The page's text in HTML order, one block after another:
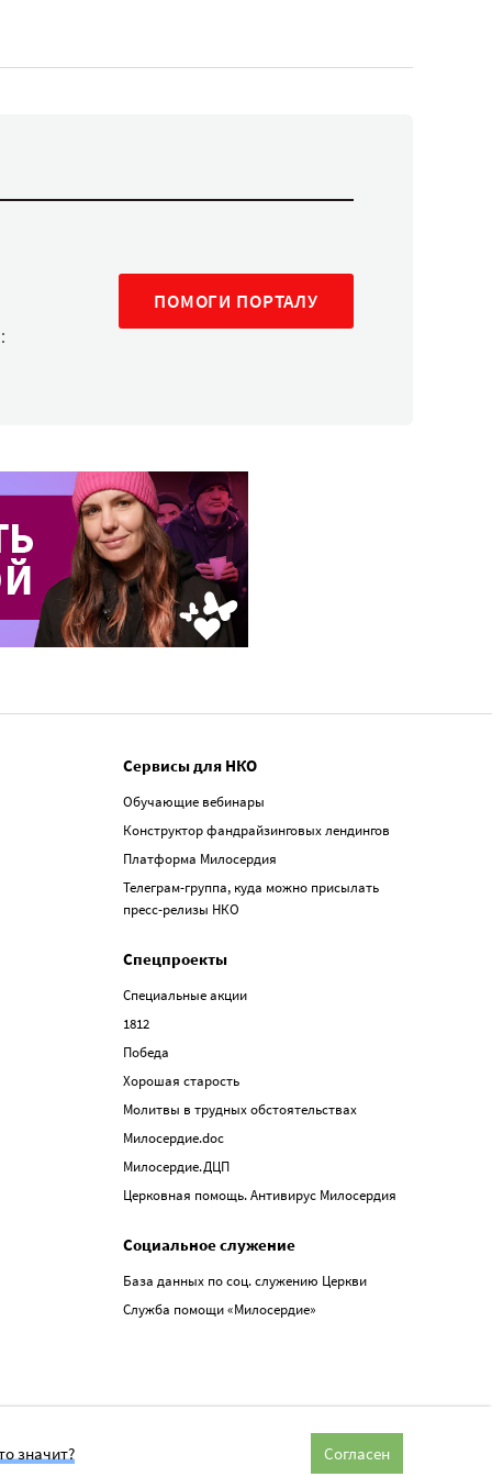
ПОМОГИ ПОРТАЛУ
Сервисы для НКО
Обучающие вебинары
Конструктор фандрайзинговых лендингов
Платформа Милосердия
Телеграм-группа, куда можно присылать
пресс-релизы НКО
Спецпроекты
Специальные акции
1812
Победа
Хорошая старость
Молитвы в трудных обстоятельствах
Милосердие.doc
Милосердие.ДЦП
Церковная помощь. Антивирус Милосердия
Социальное служение
База данных по соц. служению Церкви
Служба помощи «Милосердие»
значит? Согласен